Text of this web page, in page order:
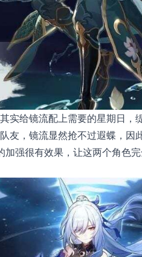
实给镜流配上需要的星期日，
，镜流显然抢不过遐蝶，因
强很有效果，让这两个角色